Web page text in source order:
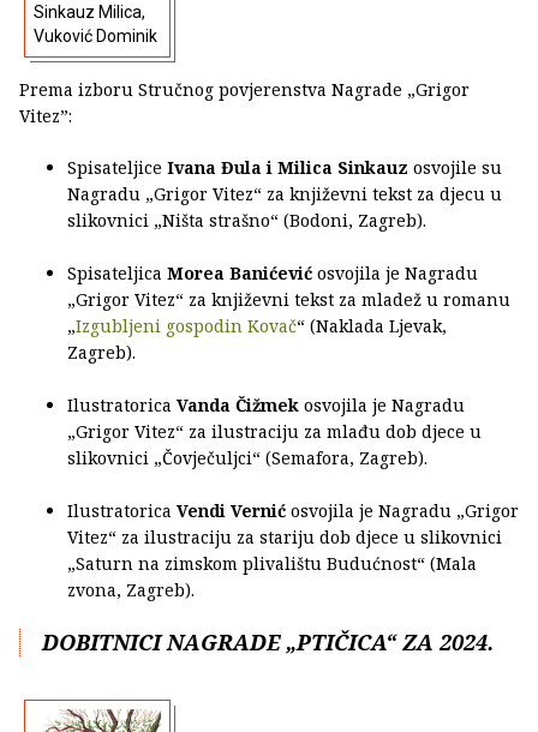
Sinkauz Milica,
Vuković Dominik
Prema izboru Stručnog povjerenstva Nagrade „Grigor
Vitez”:
Spisateljice Ivana Đula i Milica Sinkauz osvojile su
Nagradu „Grigor Vitez“ za književni tekst za djecu u
slikovnici „Ništa strašno“ (Bodoni, Zagreb).
Spisateljica Morea Banićević osvojila je Nagradu
„Grigor Vitez“ za književni tekst za mladež u romanu
„Izgubljeni gospodin Kovač“ (Naklada Ljevak,
Zagreb).
Ilustratorica Vanda Čižmek osvojila je Nagradu
„Grigor Vitez“ za ilustraciju za mlađu dob djece u
slikovnici „Čovječuljci“ (Semafora, Zagreb).
Ilustratorica Vendi Vernić osvojila je Nagradu „Grigor
Vitez“ za ilustraciju za stariju dob djece u slikovnici
„Saturn na zimskom plivalištu Budućnost“ (Mala
zvona, Zagreb).
DOBITNICI NAGRADE „PTIČICA“ ZA 2024.